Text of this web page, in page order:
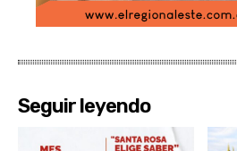
Seguir leyendo